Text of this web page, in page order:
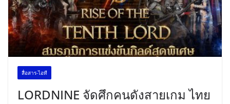
สื่อสาร-ไอที
LORDNINE จัดศึกคนดังสายเกม ไทย